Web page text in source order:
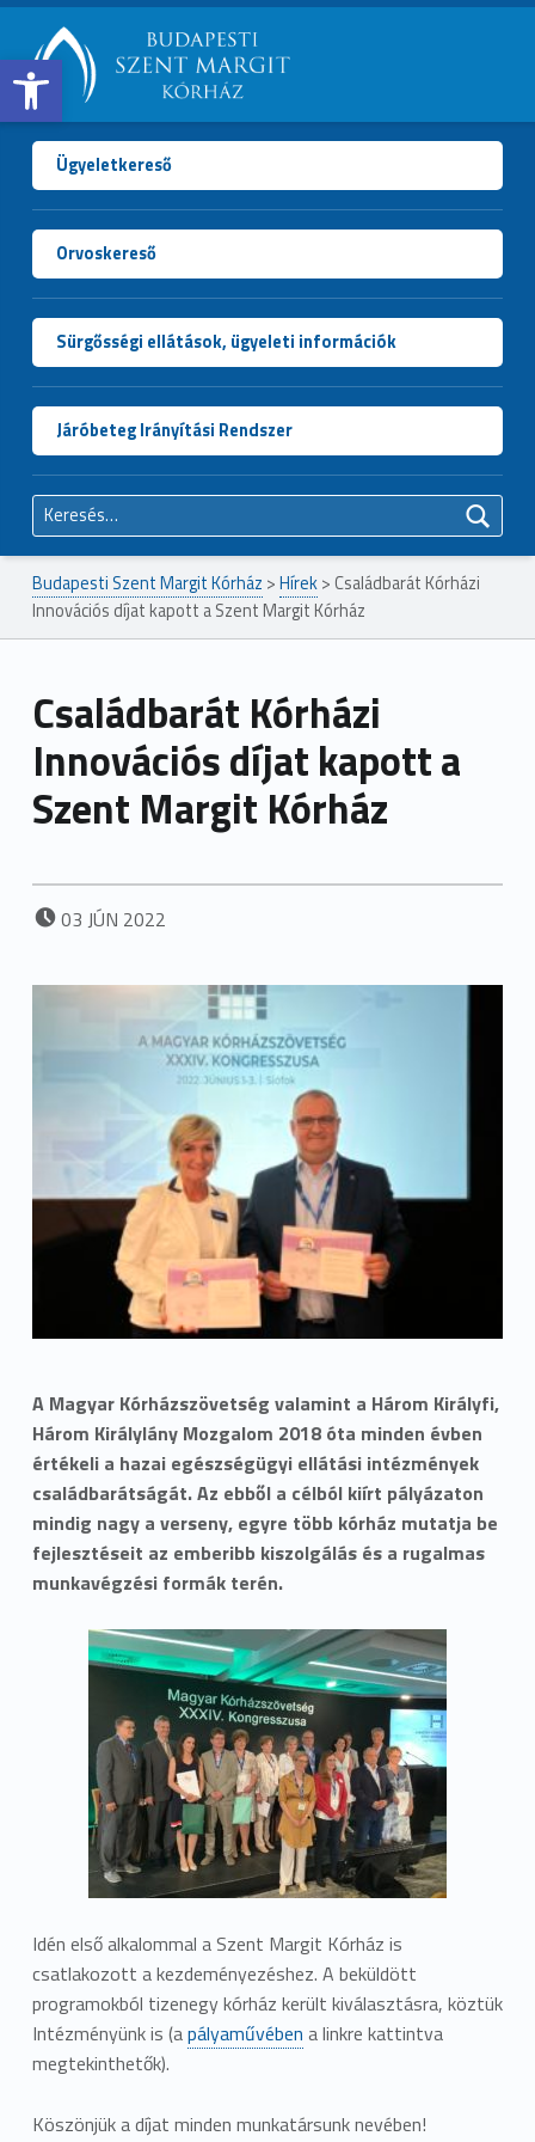
Open toolbar
BUDAPESTI
SZENT
MARGIT
KÓRHÁZ
Ügyeletkereső
Orvoskereső
Sürgősségi ellátások, ügyeleti információk
Járóbeteg Irányítási Rendszer
Keresés:
Budapesti Szent Margit Kórház >Hírek> Családbarát Kórházi
Innovációs díjat kapott a Szent Margit Kórház
Családbarát Kórházi
Innovációs díjat kapott a
Szent Margit Kórház
POSTED ON:
03 JÚN 2022
A Magyar Kórházszövetség valamint a Három Királyfi,
Három Királylány Mozgalom 2018 óta minden évben
értékeli a hazai egészségügyi ellátási intézmények
családbarátságát. Az ebből a célból kiírt pályázaton
mindig nagy a verseny, egyre több kórház mutatja be
fejlesztéseit az emberibb kiszolgálás és a rugalmas
munkavégzési formák terén.
Idén első alkalommal a Szent Margit Kórház is
csatlakozott a kezdeményezéshez. A beküldött
programokból tizenegy kórház került kiválasztásra, köztük
Intézményünk is (apályaművében a linkre kattintva
megtekinthetők).
Köszönjük a díjat minden munkatársunk nevében!